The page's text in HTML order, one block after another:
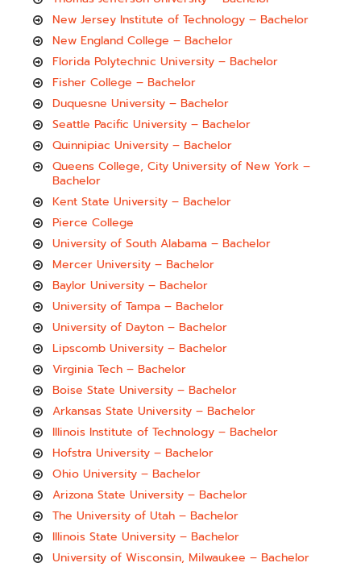
New Jersey Institute of Technology – Bachelor
New England College – Bachelor
Florida Polytechnic University – Bachelor
Fisher College – Bachelor
Duquesne University – Bachelor
Seattle Pacific University – Bachelor
Quinnipiac University – Bachelor
Queens College, City University of New York –
Bachelor
Kent State University – Bachelor
Pierce College
University of South Alabama – Bachelor
Mercer University – Bachelor
Baylor University – Bachelor
University of Tampa – Bachelor
University of Dayton – Bachelor
Lipscomb University – Bachelor
Virginia Tech – Bachelor
Boise State University – Bachelor
Arkansas State University – Bachelor
Illinois Institute of Technology – Bachelor
Hofstra University – Bachelor
Ohio University – Bachelor
Arizona State University – Bachelor
The University of Utah – Bachelor
Illinois State University – Bachelor
University of Wisconsin, Milwaukee – Bachelor